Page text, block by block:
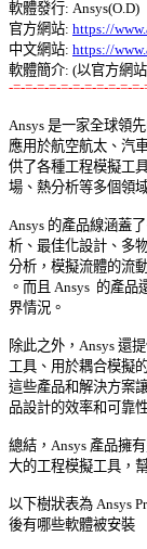
軟體發行: Ansys(O.D)
官方網站: https://
中文網站: https://
-=-=-=-=-=-=-=-=-=-=-
Ansys 是一家全球領
應用於航空航太、汽
供了各種工程模擬工
場、熱分析等多個領
Ansys 的產品線涵蓋
析、最佳化設計、多
分析，模擬流體的流
。而且 Ansys  的產
界情況。
除此之外，Ansys 還
工具、用於耦合模擬
這些產品和解決方案
品設計的效率和可靠
總結，Ansys 產品擁
大的工程模擬工具，
以下樹狀表為 Ansys
後有哪些軟體被安裝